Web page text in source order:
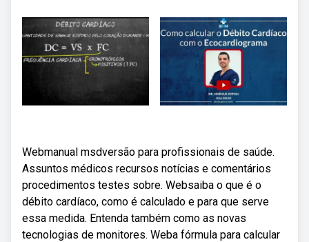
Webmanual msdversão para profissionais de saúde.
Assuntos médicos recursos notícias e comentários
procedimentos testes sobre. Websaiba o que é o
débito cardíaco, como é calculado e para que serve
essa medida. Entenda também como as novas
tecnologias de monitores. Weba fórmula para calcular